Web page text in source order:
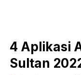
4 Aplikasi
Sultan